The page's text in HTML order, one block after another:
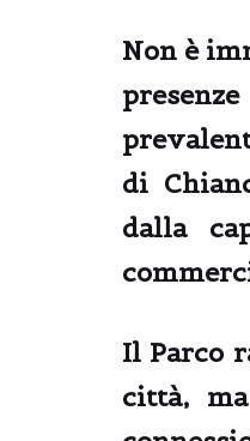
Non è
di
dalla
Il Parco
città,